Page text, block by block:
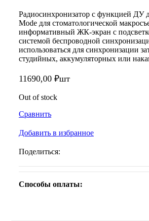
Радиосинхронизатор с функцией ДУ
Mode для стоматологической
информативный ЖК-экран с
системой беспроводной
использоваться для синхронизации
студийных, аккумуляторных или
11690,00 ₽шт
Out of stock
Сравнить
Добавить в избранное
Поделиться:
Способы оплаты: